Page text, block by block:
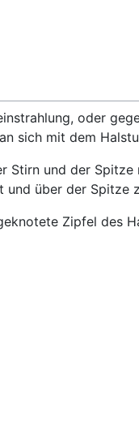
oder
sich mit dem
Stirn und der
über der Spitze
Zipfel des